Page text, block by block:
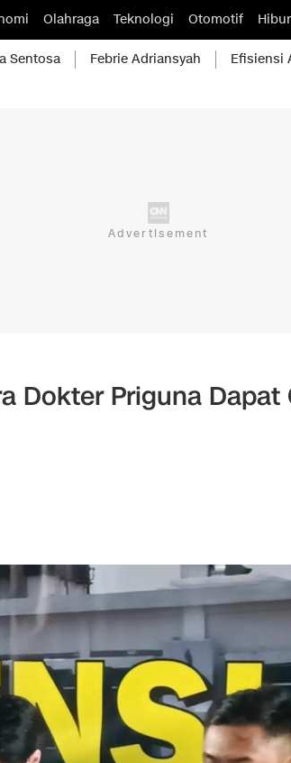
Olahraga Teknologi Otomotif
Sentosa Febrie Adriansyah Efisiensi
Dokter Priguna Dapat